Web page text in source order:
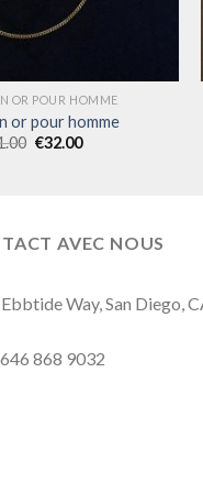
OR POUR HOMME
or pour homme
€32.00
AVEC NOUS
Way, San Diego,
868 9032